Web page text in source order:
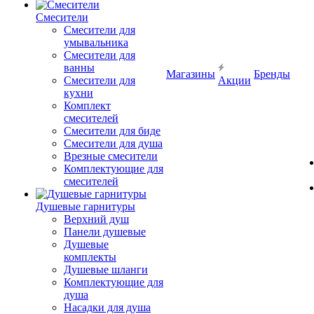
Смесители
Смесители для
умывальника
Смесители для
ванны
Смесители для
кухни
Комплект
смесителей
Смесители для биде
Смесители для душа
Врезные смесители
Комплектующие для
смесителей
Душевые гарнитуры
Верхний душ
Панели душевые
Душевые
комплекты
Душевые шланги
Комплектующие для
душа
Насадки для душа
Магазины
Акции
Бренды